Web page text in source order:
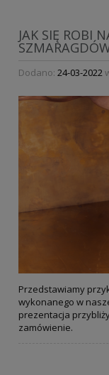
JAK SIĘ ROBI
Dodano: 24-03-2022
Przedstawiamy
wykonanego w
prezentacja
zamówienie.